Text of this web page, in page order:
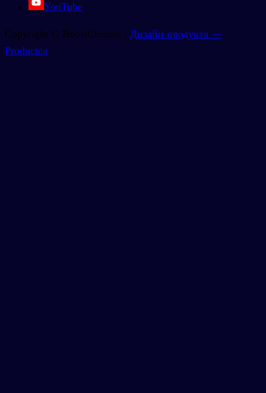
YouTube
Copyright © BoostChinese | Дизайн продукта —
Productea